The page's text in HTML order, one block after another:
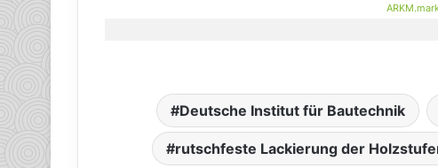
Deutsche Institut für Bautechnik
rutschfeste Lackierung der